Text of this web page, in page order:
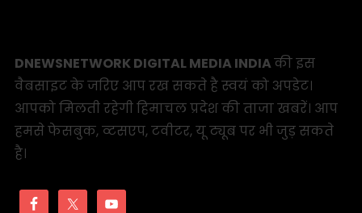
DNEWSNETWORK DIGITAL MEDIA INDIAकी इस
वैबसाइट के जरिए आप रख सकते है स्वयं को अपडेट।
आपको मिलती रहेगी हिमाचल प्रदेश की ताजा खबरें। आप
हमसे फेसबुक, व्टसएप, टवीटर, यू ट्यूब पर भी जुड़ सकते
है।